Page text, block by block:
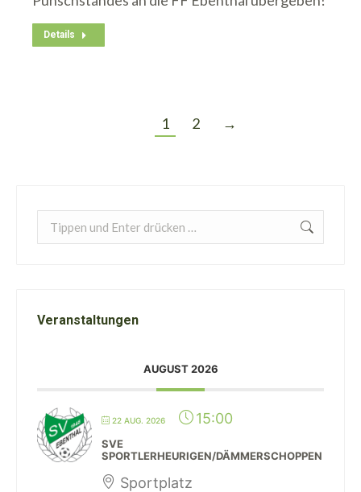
Details
1 2 →
Veranstaltungen
AUGUST 2026
22 AUG. 2026 15:00
SVE
SPORTLERHEURIGEN/DÄMMERSCHOPPEN
Sportplatz